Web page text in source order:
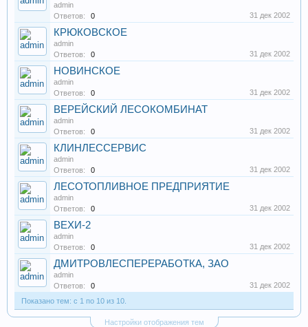
admin
Ответов:
0 31 дек 2002
КРЮКОВСКОЕ
admin
Ответов:
0 31 дек 2002
НОВИНСКОЕ
admin
Ответов:
0 31 дек 2002
ВЕРЕЙСКИЙ ЛЕСОКОМБИНАТ
admin
Ответов:
0 31 дек 2002
КЛИНЛЕССЕРВИС
admin
Ответов:
0 31 дек 2002
ЛЕСОТОПЛИВНОЕ ПРЕДПРИЯТИЕ
admin
Ответов:
0 31 дек 2002
ВЕХИ-2
admin
Ответов:
0 31 дек 2002
ДМИТРОВЛЕСПЕРЕРАБОТКА, ЗАО
admin
Ответов:
0
31 дек 2002
Показано тем: с 1 по 10 из 10.
Настройки отображения тем